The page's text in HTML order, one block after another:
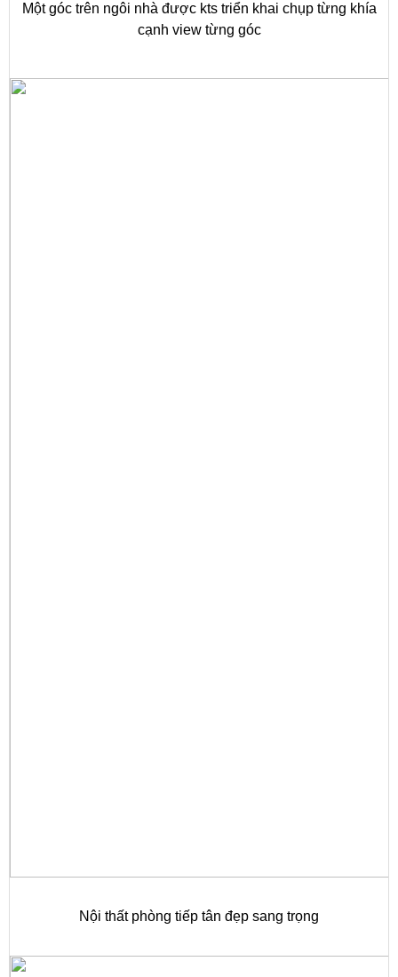
Một góc trên ngôi nhà được kts triển khai chụp từng khía
cạnh view từng góc
Nội thất phòng tiếp tân đẹp sang trọng